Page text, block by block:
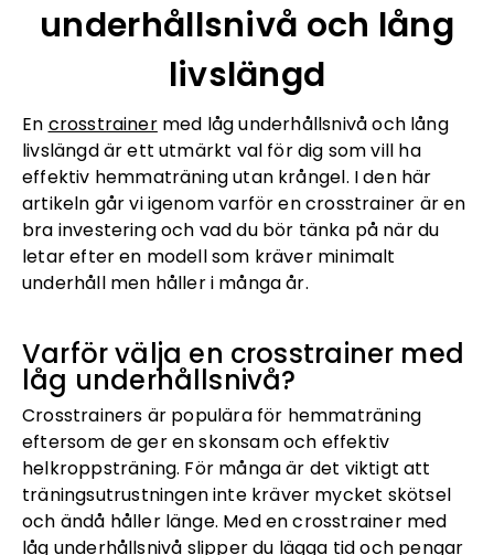
underhållsnivå och lång
livslängd
En crosstrainermed låg underhållsnivå och lång
livslängd är ett utmärkt val för dig som vill ha
effektiv hemmaträning utan krångel. I den här
artikeln går vi igenom varför en crosstrainer är en
bra investering och vad du bör tänka på när du
letar efter en modell som kräver minimalt
underhåll men håller i många år.
Varför välja en crosstrainer med
låg underhållsnivå?
Crosstrainers är populära för hemmaträning
eftersom de ger en skonsam och effektiv
helkroppsträning. För många är det viktigt att
träningsutrustningen inte kräver mycket skötsel
och ändå håller länge. Med en crosstrainer med
låg underhållsnivå slipper du lägga tid och pengar